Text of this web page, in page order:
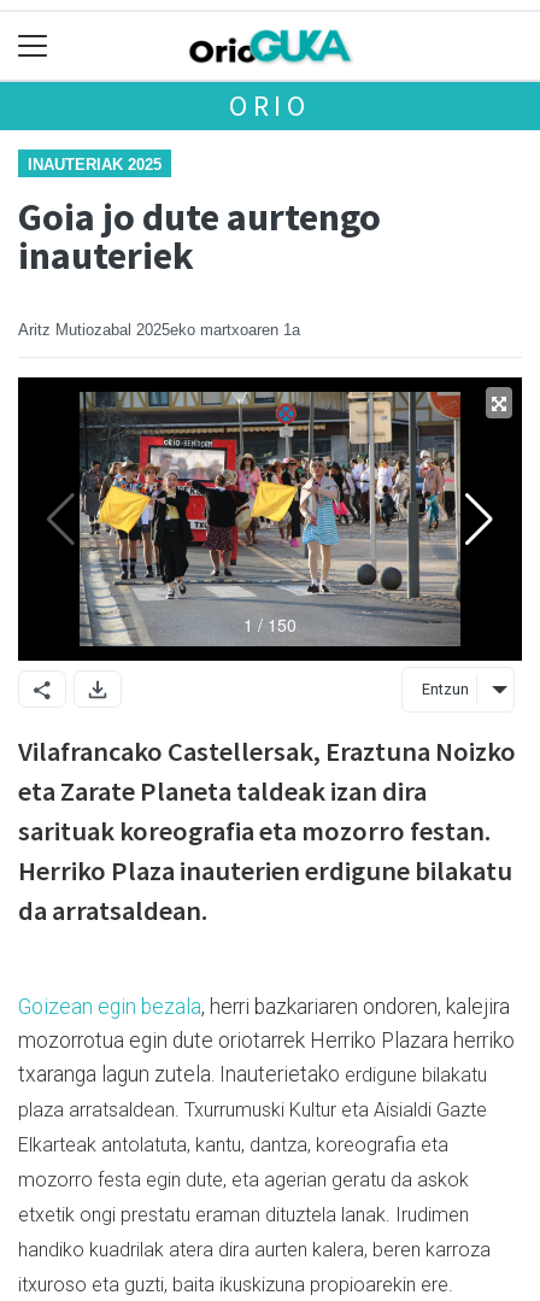
ORIO
INAUTERIAK 2025
Goia jo dute aurtengo
inauteriek
Aritz Mutiozabal 2025eko martxoaren 1a
Entzun
Vilafrancako Castellersak, Eraztuna Noizko
eta Zarate Planeta taldeak izan dira
sarituak koreografia eta mozorro festan.
Herriko Plaza inauterien erdigune bilakatu
da arratsaldean.
Goizean egin bezala, herri bazkariaren ondoren, kalejira
mozorrotua egin dute oriotarrek Herriko Plazara herriko
txaranga lagun zutela. Inauterietako erdigune bilakatu
plaza arratsaldean. Txurrumuski Kultur eta Aisialdi Gazte
Elkarteak antolatuta, kantu, dantza, koreografia eta
mozorro festa egin dute, eta agerian geratu da askok
etxetik ongi prestatu eraman dituztela lanak. Irudimen
handiko kuadrilak atera dira aurten kalera, beren karroza
itxuroso eta guzti, baita ikuskizuna propioarekin ere.